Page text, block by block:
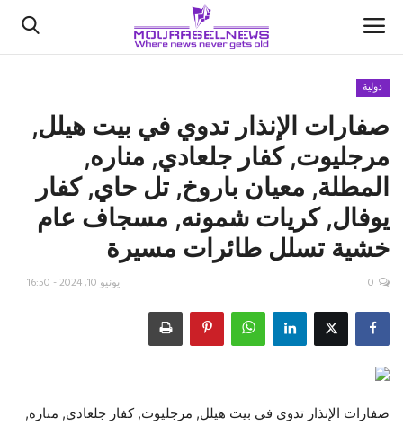
الأخبار
كتّابنا
السعودية
اقتصاد
رياضة
دولية
صفارات الإنذار تدوي في بيت هيلل,
مرجليوت, كفار جلعادي, مناره,
المطلة, معيان باروخ, تل حاي, كفار
يوفال, كريات شمونه, مسجاف عام
خشية تسلل طائرات مسيرة
يونيو 10, 2024 - 16:50 0
صفارات الإنذار تدوي في بيت هيلل, مرجليوت, كفار جلعادي, مناره,